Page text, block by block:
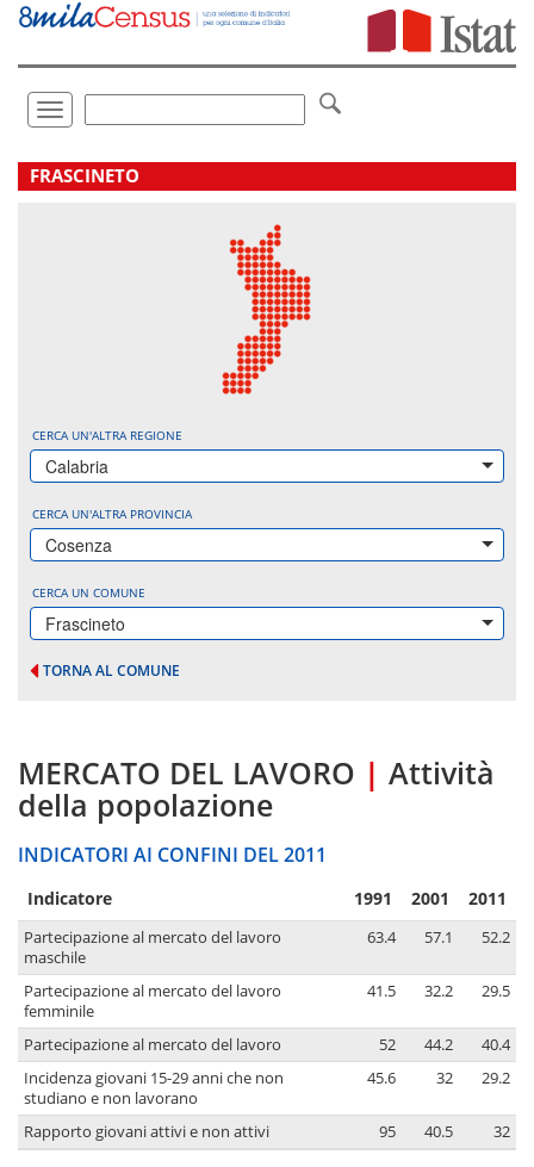
Vai
direttamente
Toggle
navigation
.
FRASCINETO
CERCA UN'ALTRA REGIONE
Calabria
CERCA UN'ALTRA PROVINCIA
Cosenza
CERCA UN COMUNE
Frascineto
TORNA AL COMUNE
MERCATO DEL LAVORO | Attività
della popolazione
INDICATORI AI CONFINI DEL 2011
Indicatore 1991 2001 2011
Partecipazione al mercato del lavoro
maschile
63.4 57.1 52.2
Partecipazione al mercato del lavoro
femminile
41.5 32.2 29.5
Partecipazione al mercato del lavoro 52 44.2
40.4
Incidenza giovani 15-29 anni che non
studiano e non lavorano
45.6 32 29.2
Rapporto giovani attivi e non attivi 95 40.5 32